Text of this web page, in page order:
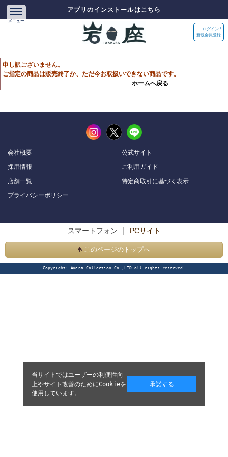
アプリのインストールはこちら
ログイン /
新規会員登録
申し訳ございません。
ご指定の商品は販売終了か、ただ今お取扱いできない商品です。
ホームへ戻る
会社概要
公式サイト
採用情報
ご利用ガイド
店舗一覧
特定商取引に基づく表示
プライバシーポリシー
スマートフォン | PCサイト
このページのトップへ
Copyright: Amina Collection Co.,LTD all rights reserved.
当サイトではユーザーの利便性向
上やサイト改善のためにCookieを
使用しています。
承諾する